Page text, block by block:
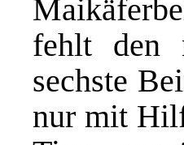
fehlt den
sechste
nur mit